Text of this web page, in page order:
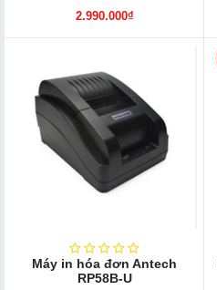
2.990.000₫
Máy in hóa đơn Antech
RP58B-U